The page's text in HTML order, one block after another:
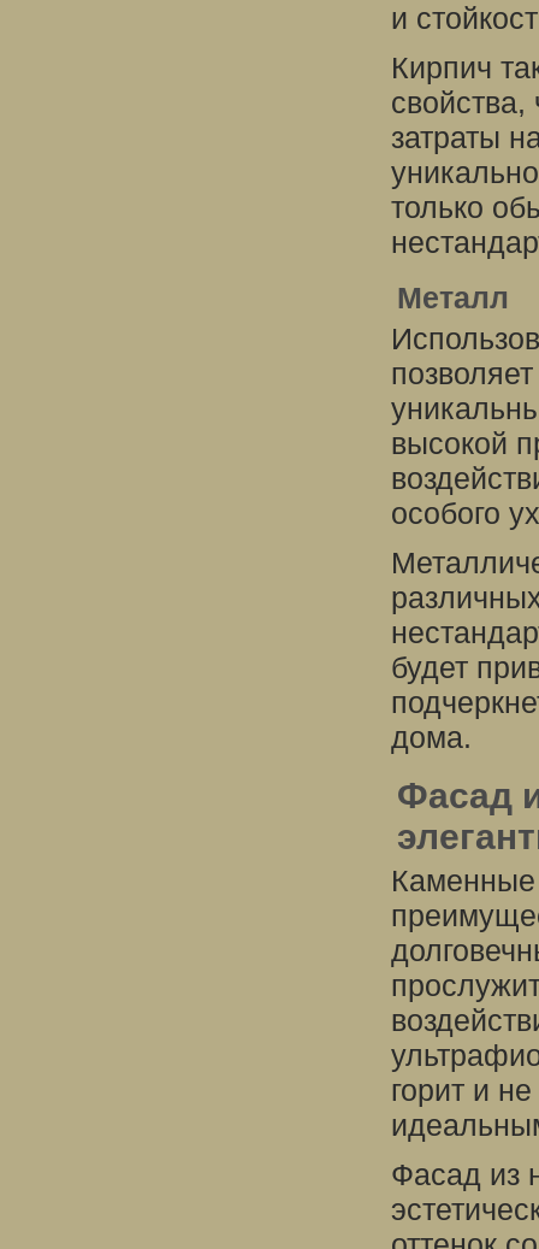
и
Кирпич
свойства,
затраты
только
Металл
высокой
особого
будет
дома.
Фасад
горит и
Фасад из